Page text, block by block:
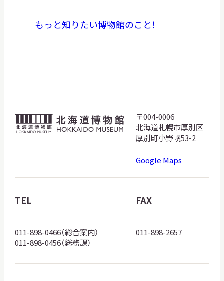
もっと知りたい博物館のこと！
北
海
物
館
ゴ
〒004-0006
北海道札幌市厚別区
厚別町小野幌53-2
Google Maps
TEL
011-898-0466（総合案内）
011-898-0456（総務課）
FAX
011-898-2657